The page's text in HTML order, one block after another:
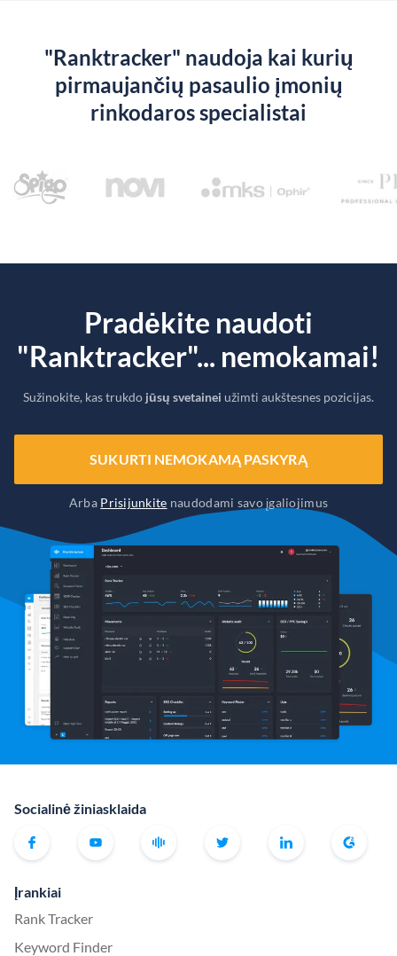
"Ranktracker" naudoja kai kurių
pirmaujančių pasaulio įmonių
rinkodaros specialistai
Pradėkite naudoti
"Ranktracker"... nemokamai!
Sužinokite, kas trukdo jūsų svetainei užimti aukštesnes pozicijas.
SUKURTI NEMOKAMĄ PASKYRĄ
Arba Prisijunkite naudodami savo įgaliojimus
Socialinė žiniasklaida
Įrankiai
Rank Tracker
Keyword Finder